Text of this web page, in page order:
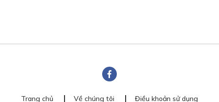
Trang chủ Về chúng tôi Điều khoản sử dụng